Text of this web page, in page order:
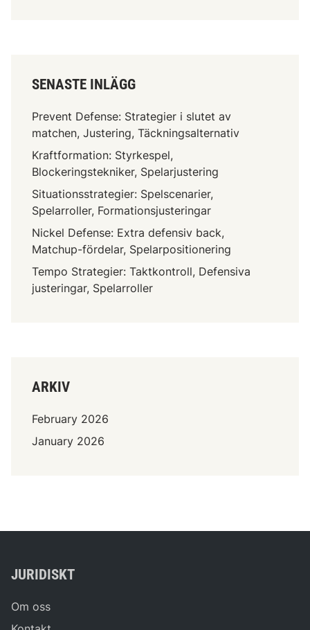
SENASTE INLÄGG
Prevent Defense: Strategier i slutet av
matchen, Justering, Täckningsalternativ
Kraftformation: Styrkespel,
Blockeringstekniker, Spelarjustering
Situationsstrategier: Spelscenarier,
Spelarroller, Formationsjusteringar
Nickel Defense: Extra defensiv back,
Matchup-fördelar, Spelarpositionering
Tempo Strategier: Taktkontroll, Defensiva
justeringar, Spelarroller
ARKIV
February 2026
January 2026
JURIDISKT
Om oss